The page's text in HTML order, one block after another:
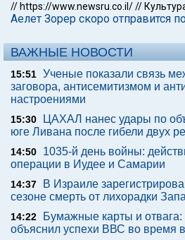
// https://www.newsru.co.il///
Аелет Зорер скоро отправится
ВАЖНЫЕ НОВОСТИ
15:51 Ученые показали связь
заговора, антисемитизмом и
настроениями
15:30
ЦАХАЛ нанес удары по
юге Ливана после гибели двух
14:50
1035-й день войны:
операции в Иудее и Самарии
14:37
В Израиле
сезоне смерть от лихорадки
14:22
Бумажные карты и отвага:
объяснил успехи ВВС во время